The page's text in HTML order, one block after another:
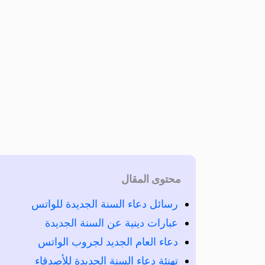
محتوى المقال
رسائل دعاء السنة الجديدة للواتس
عبارات دينية عن السنة الجديدة
دعاء العام الجديد لجروب الواتس
تهنئة دعاء السنة الجديدة للأصدقاء